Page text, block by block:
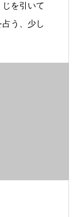
を引いて
う、少し